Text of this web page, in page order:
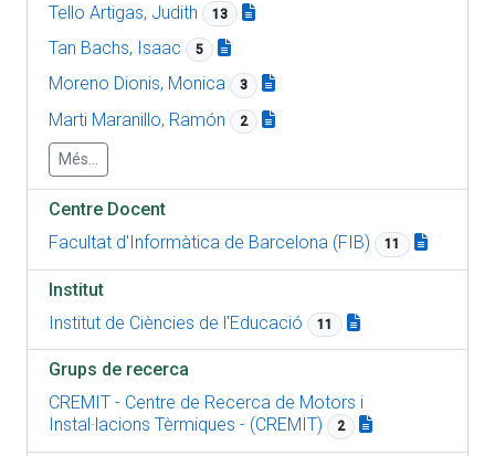
Tello Artigas, Judith 13
Tan Bachs, Isaac 5
Moreno Dionis, Monica 3
Marti Maranillo, Ramón 2
Més...
Centre Docent
Facultat d'Informàtica de Barcelona (FIB)
11
Institut
Institut de Ciències de l'Educació
11
Grups de recerca
CREMIT - Centre de Recerca de Motors i
Instal·lacions Tèrmiques - (CREMIT)
2